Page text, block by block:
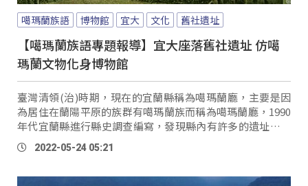
噶瑪蘭族語 博物館 宜大 文化 舊社遺址
【噶瑪蘭族語專題報導】宜大座落舊社遺址 仿噶
瑪蘭文物化身博物館
臺灣清領(治)時期，現在的宜蘭縣稱為噶瑪蘭廳，主要是因
為居住在蘭陽平原的族群有噶瑪蘭族而稱為噶瑪蘭廳，1990
年代宜蘭縣進行縣史調查編寫，發現縣內有許多的遺址，是
噶瑪蘭族的舊社，並且出土了許多文物，甚至在宜蘭大學的
校園內也曾經是舊社的遺址，校方仿製了珍貴的出土文物開
2022-05-24 05:21